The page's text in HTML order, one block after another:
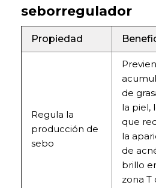
seborregulador
Propiedad
Regula la
producción de
sebo
de
la piel,
que
la
de
brillo
zona T